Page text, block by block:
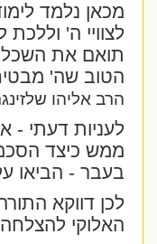
מכאן נלמד
לצוויי ה' וללכת
תואם את השכל
הטוב שה'
הרב אליהו
לעניות דעתי -
ממש כיצד
בעבר - הביאו
לכן דווקא
האלוקי להצלחה